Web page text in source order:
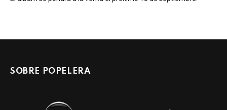
SOBRE POPELERA